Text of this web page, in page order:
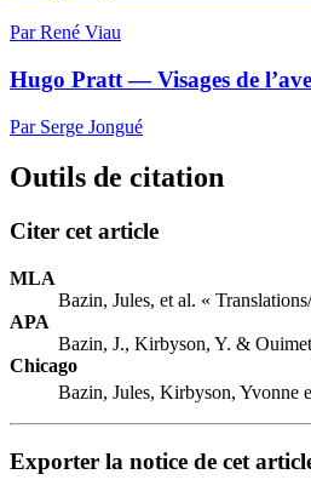
Par René Viau
Hugo Pratt — Visages de
Par Serge Jongué
Outils de citation
Citer cet article
MLA
Bazin, Jules, et al. «
APA
Bazin, J., Kirbyson, Y. &
Chicago
Bazin, Jules, Kirbyson, Yvonne
Exporter la notice de cet